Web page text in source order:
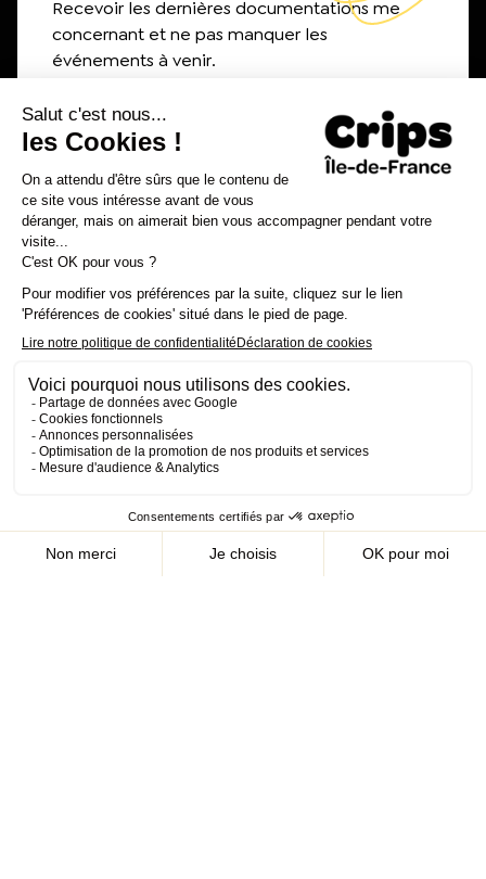
Rechercher
Recevoir les dernières documentations me
concernant et ne pas manquer les
événements à venir.
E-mail*
J’accepter la Politique de confidentialité et les conditions
d'utilisation du CRIPS IDF.*
Le Crips Île-de-France, association déclarée
d’intérêt général et organisme associé de la
Région Île-de-France, est un acteur reconnu en